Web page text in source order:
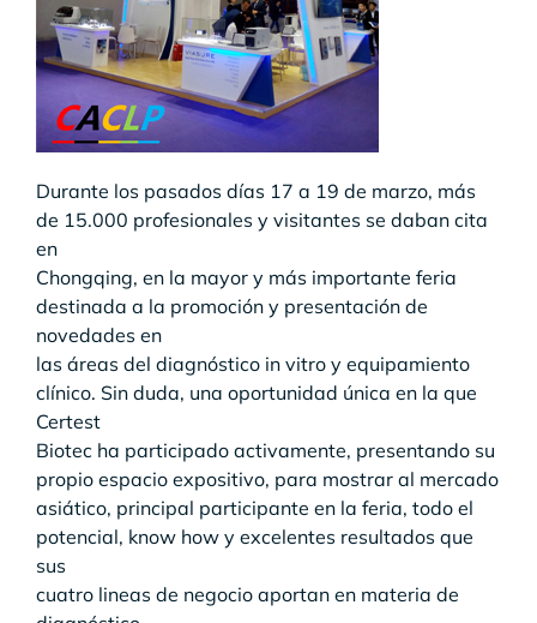
Durante los pasados días 17 a 19 de marzo, más
de 15.000 profesionales y visitantes se daban cita
en
Chongqing, en la mayor y más importante feria
destinada a la promoción y presentación de
novedades en
las áreas del diagnóstico in vitro y equipamiento
clínico. Sin duda, una oportunidad única en la que
Certest
Biotec ha participado activamente, presentando su
propio espacio expositivo, para mostrar al mercado
asiático, principal participante en la feria, todo el
potencial, know how y excelentes resultados que
sus
cuatro lineas de negocio aportan en materia de